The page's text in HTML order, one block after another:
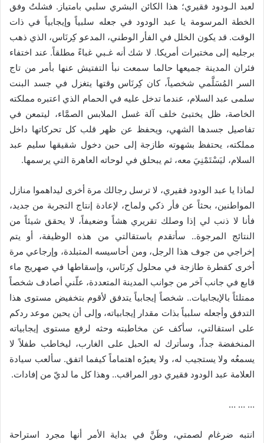
لعبد الـودود فقيري؛ هذا الكائن البشري سلبي بامتياز. فشلتُ وفق
الخطة المرسومة يا عبد الودود في جعله سلبياً وإيجابياً في ذات
الوقت. قد يكون الخلل في الفأر الوطني، المدعو كِرنَاس، الذي ذهب
برجليه إلى مختبرات أمريكا. لا شك أنه غـبي غباءً مطلقاً. عند اختفاء
فئران المدينة جميعها حالما سمعت نبأ التفتيش عنها بأمر من تاج
السر المُسَلَّمي شخصياً، كان كِرنَاس وقتها يتغزل في جسد البنت
سلمى عبد السلام، عندما تدخل عليه في الحمام الذي اعتبره مملكته
الخاصة، ظل يختبئ خلف آلة غسل الملابس الصمَّاء، ليتمعن في
تفاصيل جسدها الشهي، ويحفظ عن ظهر قلب كل تحركاتها داخل
مملكته، يحتفظ بشهوته طازجة إلى حين دخول شقيقها سليم عبد
السلام، ليَسْتَمْنِيَ معه، ثم يبحلق في لوحاته العاهرة التي يرسمها.
لماذا يا عبد الودود فقيري، لا ترسل رجالك مرة أخرى ليداهموا منازل
المواطنين، بحثاً عن فأر ذكي ولماح، لإعادة إنتاج التجربة من جديد،
فأنا لا ذنب لي إذا وصلك تقريري هشاً وضعيفاً، لا يحقق شيئاً من
النتائج المرجوة.. سأتقدم باستقالتي من هذه الوظيفة، أو يتم
إخراجي من جوف هذا الرجل، ومن أحاسيسه المتبلدة، وإرجاعي مرة
أخرى كقطرة طازجة في محلول كِرنَاس، وإسقاطها في صهريج ماء
قابع في جانب آخر من جوانب المدينة المتعددة، علّني أصادف شخصاً
ممتلئاً بالإيجابيات.. شخصاً إيجابياً يتدفق لأقوم بتخفيض مستوى هذا
التدفق وأجعله سلبياً بذات مقدار إيجابياته، وإلى أن يحين موعد ردكم
على استقالتي، سأكف عن مخاطبته وحثه لرفع مستوى إيجابياته
المنخفضة جداً، وسأترك له الحبل على الغارب، ليخاطب طفلاً لا
يسمعُه ولا يستجيب له، ولا يعيرُه اهتماماً كيفما اتفق. سألعب سيادة
العلامة عبد الودود فقيري دور المراقب.. وهذا كل ما لديّ من إفادات.
… … …
انتبه ضرغام لصمتي، وظَنَّ في بداية الأمر أنها مجرد استراحة